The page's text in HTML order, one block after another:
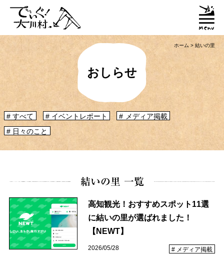
「大川村ってどんなとこ？」聞いたこともみたこともないぞ？という大川村
初心者のかたに、大川村へ来るための道のりや、心構えなどをご紹介！
大川村マップ
グルメ・物産
大川村で食べられる美味しいグルメや、村でしか買えない手作りのお土産、
村の特産品「土佐はちきん地鶏」など各種物産をご紹介！
体験・イベント
ホーム >結いの里
おしらせ
すべて イベントレポート
メディア掲載
日々のこと
結いの里 一覧
高知観光！おすすめスポット11選
に結いの里が選ばれました！
【NEWT】
2026/05/28 メディア掲載